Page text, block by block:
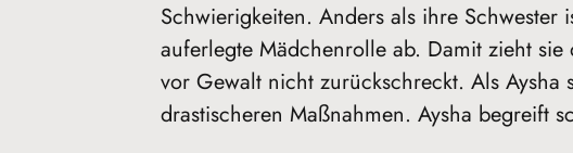
Schwierigkeiten. Anders als ihre
auferlegte Mädchenrolle ab. Damit zieht
vor Gewalt nicht zurückschreckt. Als
drastischeren Maßnahmen. Aysha begreift